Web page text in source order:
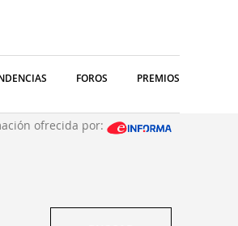
FOROS PREMIOS
ofrecida por: